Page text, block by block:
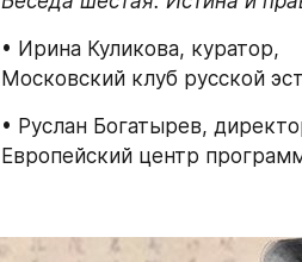
• Ирина Куликова, куратор,
Московский клуб русской
• Руслан Богатырев,
Европейский центр